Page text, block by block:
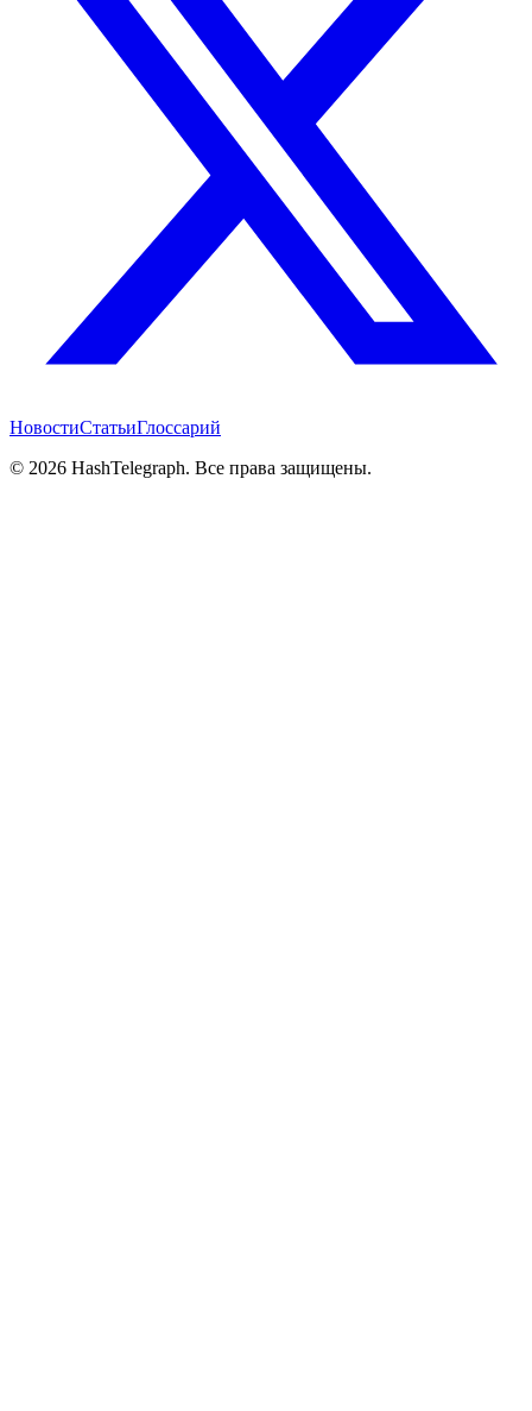
НовостиСтатьиГлоссарий
© 2026 HashTelegraph. Все права защищены.